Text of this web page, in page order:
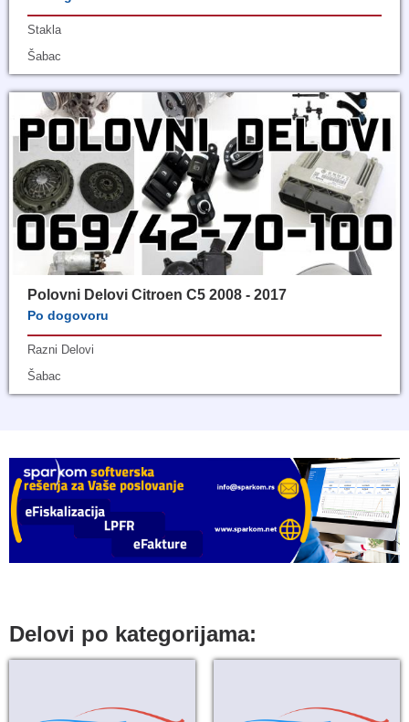
Stakla
Šabac
Polovni Delovi Citroen C5 2008 - 2017
Po dogovoru
Razni Delovi
Šabac
Delovi po kategorijama: